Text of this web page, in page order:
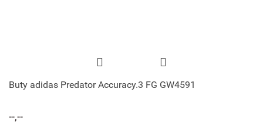
Buty adidas Predator Accuracy.3 FG GW4591
--,--